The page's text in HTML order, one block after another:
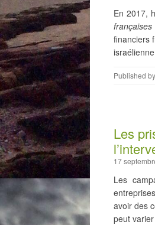
En 2017,
financiers
Published by
Les
17
Les
avoir des
peut